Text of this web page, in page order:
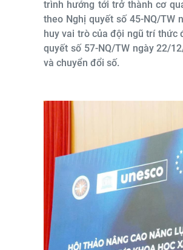
trình hướng tới trở thành cơ
theo Nghị quyết số 45-NQ/TW
huy vai trò của đội ngũ trí thức
quyết số 57-NQ/TW ngày 22/
và chuyển đổi số.